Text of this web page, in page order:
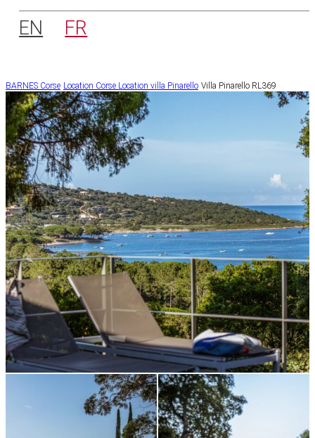
EN FR
BARNES Corse Location Corse Location villa Pinarello Villa Pinarello RL369